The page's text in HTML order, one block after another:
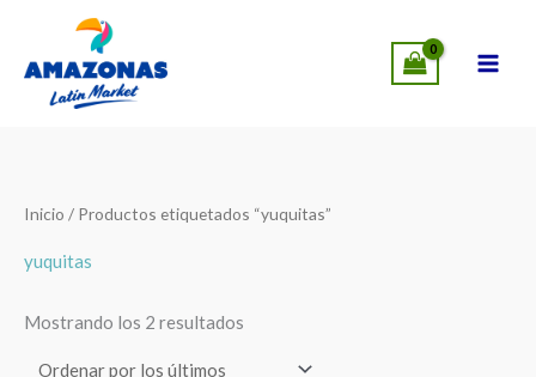
contenido
Inicio / Productos etiquetados “yuquitas”
yuquitas
Mostrando los 2 resultados
Ordenado
por
MÁS CERCA DE TI: AHORA EN LEANDER,
VISÍTANOS
SUCURSALES